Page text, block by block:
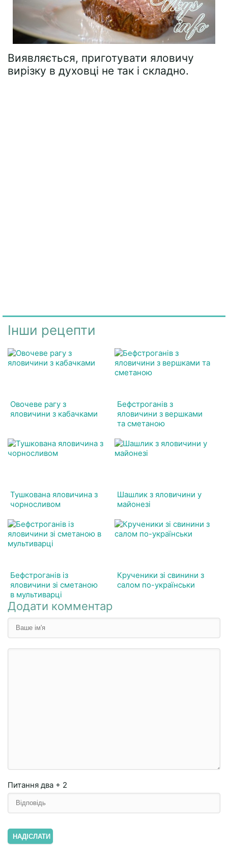
Виявляється, приготувати яловичу
вирізку в духовці не так і складно.
Інши рецепти
Овочеве рагу з
яловичини з кабачками
Бефстроганів з
яловичини з вершками
та сметаною
Тушкована яловичина з
чорносливом
Шашлик з яловичини у
майонезі
Бефстроганів із
яловичини зі сметаною
в мультиварці
Крученики зі свинини з
салом по-українськи
Додати комментар
Питання два + 2
НАДІСЛАТИ